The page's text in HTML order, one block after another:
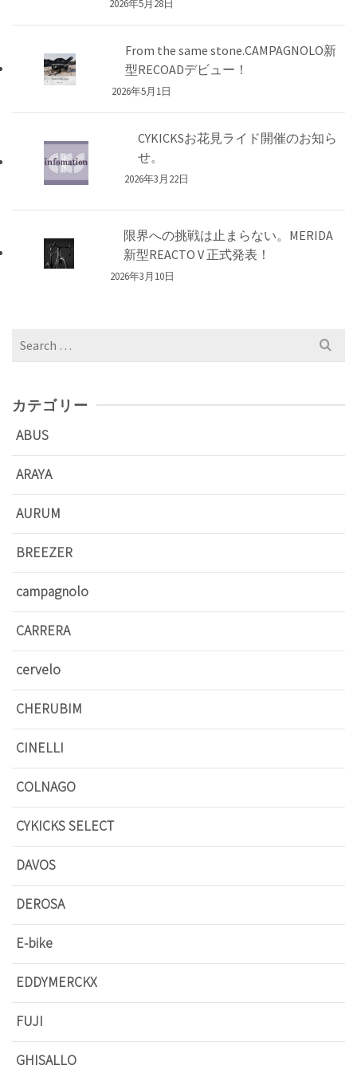
2026年5月28日
From the same stone.CAMPAGNOLO新
型RECOADデビュー！
2026年5月1日
CYKICKSお花見ライド開催のお知ら
せ。
2026年3月22日
限界への挑戦は止まらない。MERIDA
新型REACTO V 正式発表！
2026年3月10日
Search
カテゴリー
ABUS
ARAYA
AURUM
BREEZER
campagnolo
CARRERA
cervelo
CHERUBIM
CINELLI
COLNAGO
CYKICKS SELECT
DAVOS
DEROSA
E-bike
EDDYMERCKX
FUJI
GHISALLO